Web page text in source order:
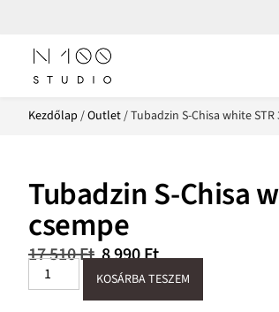
Kezdőlap /Outlet/ Tubadzin S-Chisa white STR
Tubadzin S-Chisa
csempe
17 510Ft 8 990Ft
KOSÁRBA TESZEM